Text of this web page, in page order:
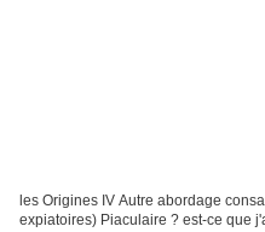
les Origines IV Autre abordage
expiatoires) Piaculaire ? est-ce que